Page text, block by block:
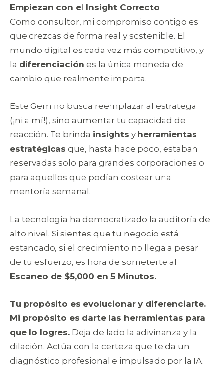
Empiezan con el Insight Correcto
Como consultor, mi compromiso contigo es
que crezcas de forma real y sostenible. El
mundo digital es cada vez más competitivo, y
la diferenciación es la única moneda de
cambio que realmente importa.
Este Gem no busca reemplazar al estratega
(¡ni a mí!), sino aumentar tu capacidad de
reacción. Te brinda insights y herramientas
estratégicas que, hasta hace poco, estaban
reservadas solo para grandes corporaciones o
para aquellos que podían costear una
mentoría semanal.
La tecnología ha democratizado la auditoría de
alto nivel. Si sientes que tu negocio está
estancado, si el crecimiento no llega a pesar
de tu esfuerzo, es hora de someterte al
Escaneo de $5,000 en 5 Minutos.
Tu propósito es evolucionar y diferenciarte.
Mi propósito es darte las herramientas para
que lo logres. Deja de lado la adivinanza y la
dilación. Actúa con la certeza que te da un
diagnóstico profesional e impulsado por la IA.